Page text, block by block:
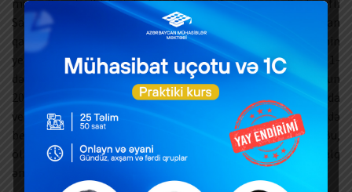
Saziş imzalanıb. Bu saziş ikiqat vergitutmanın aradan
qaldırılmasına yönəlmiş mövcud vergi sazişlərinin
yenilənməsini nəzərdə tutur. Müqavilə 2025-ci il yanvarın 1-
dən qüvvəyə minib. Azərbaycan OECD Qlobal Forumunun
2024-cü il tarixli ikinci raund qiymətləndirmə hesabatında
vergi məlumatlarının mübadiləsi və şəffaflıq sahəsində
beynəlxalq standartlara uyğunluğunu nümayiş etdirib. Bu,
ölkənin vergidən yayınma ilə mübarizə və beynəlxalq
əməkdaşlığa sadiqliyini əks etdirir.